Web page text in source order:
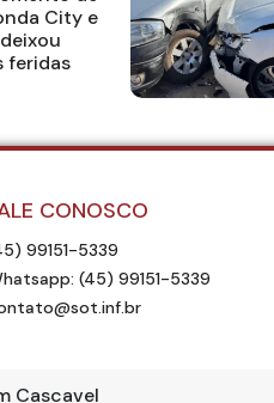
City e
feridas
CONOSCO
99151-5339
(45) 99151-5339
Cascavel